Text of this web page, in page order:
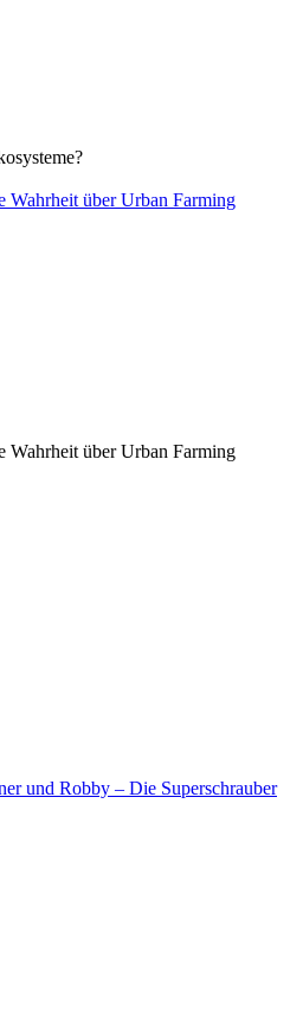
Wahrheit über Urban Farming
Wahrheit über Urban Farming
und Robby – Die Superschrauber